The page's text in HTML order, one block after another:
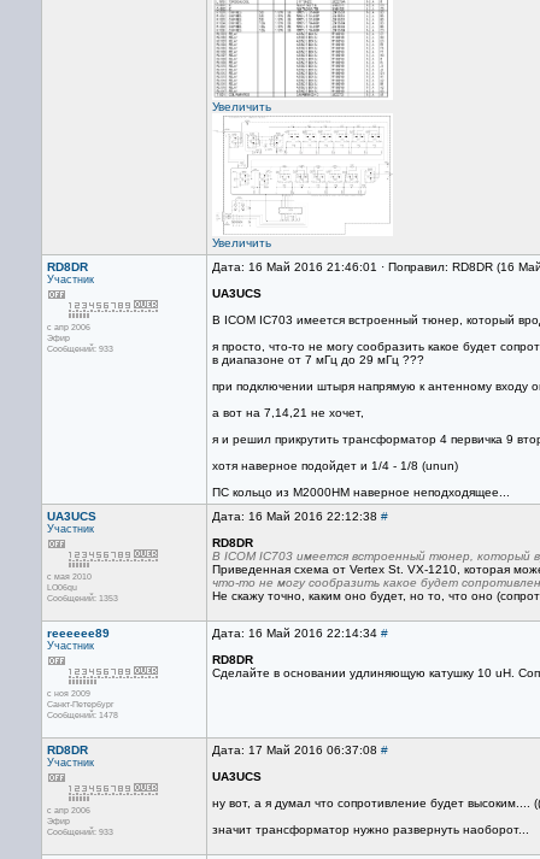
Увеличить
Увеличить
RD8DR
Участник
с апр 2006
Эфир
Сообщений: 933
Дата: 16 Май 2016 21:46:01 · Поправил: RD8DR (16
UA3UCS
В ICOM IC703 имеется встроенный тюнер, который
я просто, что-то не могу сообразить какое будет
в диапазоне от 7 мГц до 29 мГц ???
при подключении штыря напрямую к антенному входу
а вот на 7,14,21 не хочет,
я и решил прикрутить трансформатор 4 первичка 9
хотя наверное подойдет и 1/4 - 1/8 (unun)
ПС кольцо из М2000НМ наверное неподходящее...
UA3UCS
Участник
с мая 2010
LO06qu
Сообщений: 1353
Дата: 16 Май 2016 22:12:38 #
RD8DR
В ICOM IC703 имеется встроенный тюнер, который
Приведенная схема от Vertex St. VX-1210, которая
что-то не могу сообразить какое будет
Не скажу точно, каким оно будет, но то, что оно
reeeeee89
Участник
с ноя 2009
Санкт-Петербург
Сообщений: 1478
Дата: 16 Май 2016 22:14:34 #
RD8DR
Сделайте в основании удлиняющую катушку 10 uH.
RD8DR
Участник
с апр 2006
Эфир
Сообщений: 933
Дата: 17 Май 2016 06:37:08 #
UA3UCS
ну вот, а я думал что сопротивление будет высоким....
значит трансформатор нужно развернуть наоборот...